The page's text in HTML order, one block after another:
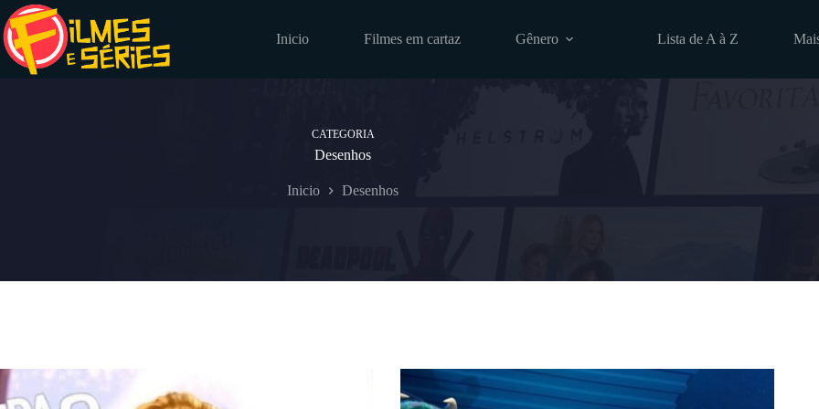
Pular
para
o
conteúdo
Inicio Filmes em cartaz Gênero Lista de A à Z
CATEGORIA
Desenhos
Inicio Desenhos